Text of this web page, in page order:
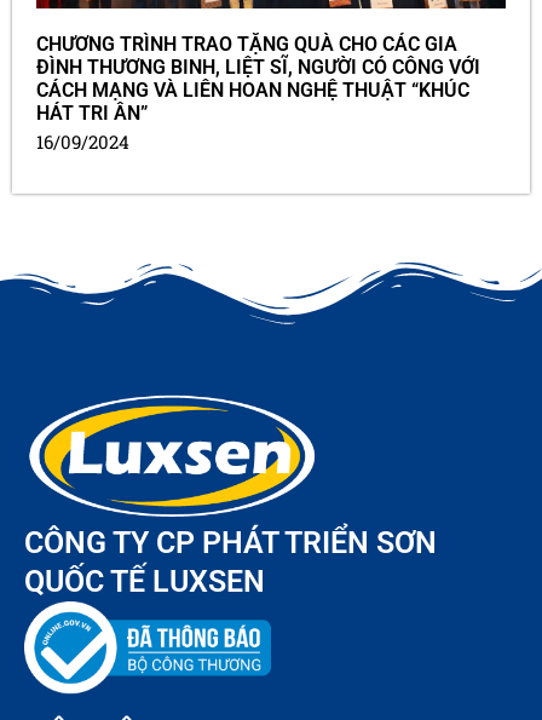
CHƯƠNG TRÌNH TRAO TẶNG QUÀ CHO CÁC GIA
ĐÌNH THƯƠNG BINH, LIỆT SĨ, NGƯỜI CÓ CÔNG VỚI
CÁCH MẠNG VÀ LIÊN HOAN NGHỆ THUẬT “KHÚC
HÁT TRI ÂN”
16/09/2024
CÔNG TY CP PHÁT TRIỂN SƠN
QUỐC TẾ LUXSEN